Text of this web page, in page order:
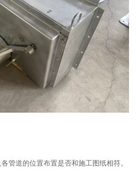
管道的位置布置是否和施工图纸相符。